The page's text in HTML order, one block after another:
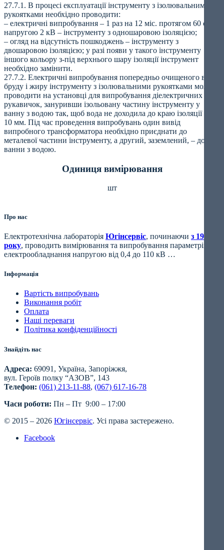
27.7.1. В процесі експлуатації інструменту з ізолювальними
рукоятками необхідно проводити:
– електричні випробування – 1 раз на 12 міс. протягом 60 с
напругою 2 кВ – інструменту з одношаровою ізоляцією;
– огляд на відсутність пошкоджень – інструменту з
двошаровою ізоляцією; у разі появи у такого інструменту
іншого кольору з-під верхнього шару ізоляції інструмент
необхідно замінити.
27.7.2. Електричні випробування попередньо очищеного від
бруду і жиру інструменту з ізолювальними рукоятками можна
проводити на установці для випробування діелектричних
рукавичок, зануривши ізольовану частину інструменту у
ванну з водою так, щоб вода не доходила до краю ізоляції на
10 мм. Під час проведення випробувань один вивід
випробного трансформатора необхідно приєднати до
металевої частини інструменту, а другий, заземлений, – до
ванни з водою.
Одиниця вимірювання
шт
Про нас
Електротехнічна лабораторія Югінсервіс, починаючи з 1994
року, проводить вимірювання та випробування параметрів
електрообладнання напругою від 0,4 до 110 кВ …
Інформація
Вартість випробувань
Виконання робіт
Оплата
Наші переваги
Політика конфіденційності
Знайдіть нас
Адреса: 69091, Україна, Запоріжжя,
вул. Героїв полку “АЗОВ”, 143
Телефон: (061) 213-11-88, (067) 617-16-78
Часи роботи: Пн – Пт 9:00 – 17:00
© 2015 – 2026 Югінсервіс. Усі права застережено.
Facebook